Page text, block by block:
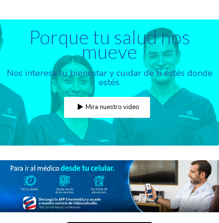
Porque tu salud nos
mueve
Nos interesa tu bienestar y cuidar de tí estés donde
estés.
Mira nuestro video